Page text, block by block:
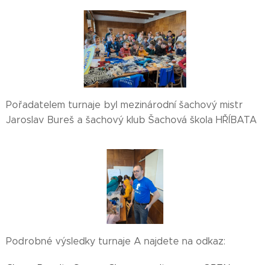
Pořadatelem turnaje byl mezinárodní šachový mistr
Jaroslav Bureš a šachový klub Šachová škola HŘÍBATA
Podrobné výsledky turnaje A najdete na odkaz: